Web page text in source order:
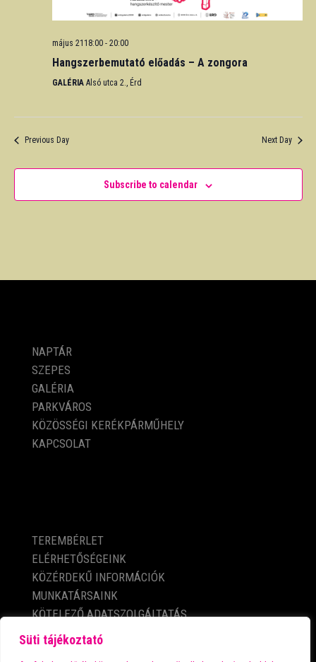
Süti tájékoztató
május 2118:00- 20:00
Hangszerbemutató előadás – A zongora
GALÉRIA Alsó utca 2., Érd
Previous Day Next Day
Subscribe to calendar
NAPTÁR
SZEPES
GALÉRIA
PARKVÁROS
KÖZÖSSÉGI KERÉKPÁRMŰHELY
KAPCSOLAT
TEREMBÉRLET
ELÉRHETŐSÉGEINK
KÖZÉRDEKŰ INFORMÁCIÓK
MUNKATÁRSAINK
KÖTELEZŐ ADATSZOLGÁLTATÁS
ADATVÉDELMI TÁJÉKOZTATÓ
IMPRESSZUM